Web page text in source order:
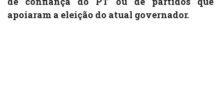
apoiaram a eleição do atual governador.